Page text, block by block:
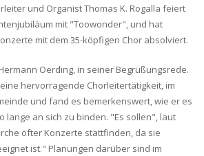
und Organist Thomas K. Rogalla feiert
mit "Toowonder", und hat
mit dem 35-köpfigen Chor absolviert.
Oerding, in seiner Begrüßungsrede.
hervorragende Chorleitertätigkeit, im
und fand es bemerkenswert, wie er es
lange an sich zu binden. "Es sollen", laut
öfter Konzerte stattfinden, da sie
ist." Planungen darüber sind im